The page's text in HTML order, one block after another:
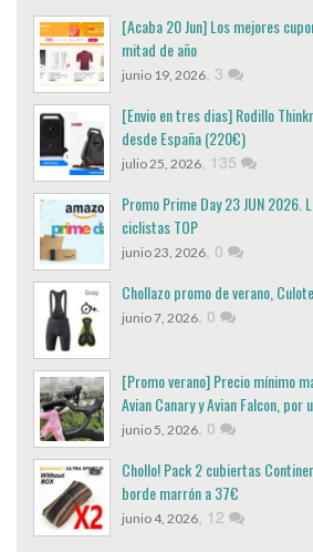
[Acaba 20 Jun] Los mejores
mitad de año
junio 19, 2026, 3
[Envio en tres dias] Rodillo
desde España (220€)
julio 25, 2026, 135
Promo Prime Day 23 JUN 2026.
ciclistas TOP
junio 23, 2026, 0
Chollazo promo de verano,
junio 7, 2026, 0
[Promo verano] Precio mínimo
Avian Canary y Avian Falcon, por
junio 5, 2026, 0
Chollo! Pack 2 cubiertas
borde marrón a 37€
junio 4, 2026, 12